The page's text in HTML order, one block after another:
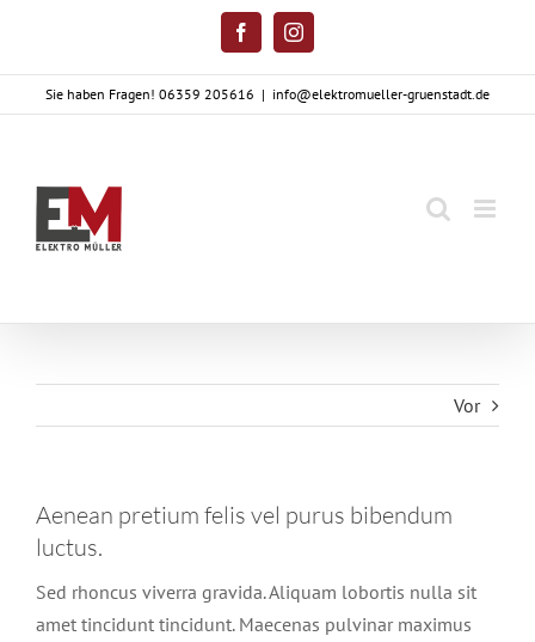
springen
FacebookInstagram
Sie haben Fragen! 06359 205616 | info@elektromueller-gruenstadt.de
Vor
Aenean pretium felis vel purus bibendum
luctus.
Sed rhoncus viverra gravida. Aliquam lobortis nulla sit
amet tincidunt tincidunt. Maecenas pulvinar maximus